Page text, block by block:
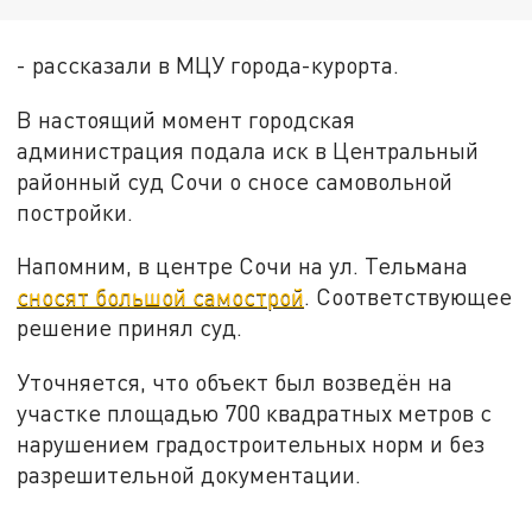
- рассказали в МЦУ города-курорта.
В настоящий момент городская
администрация подала иск в Центральный
районный суд Сочи о сносе самовольной
постройки.
Напомним, в центре Сочи на ул. Тельмана
сносят большой самострой. Соответствующее
решение принял суд.
Уточняется, что объект был возведён на
участке площадью 700 квадратных метров с
нарушением градостроительных норм и без
разрешительной документации.